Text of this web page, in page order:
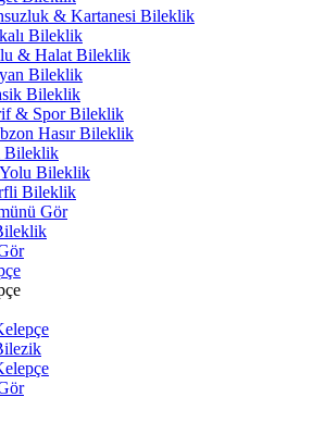
& Kartanesi Bileklik
Bileklik
& Halat Bileklik
Bileklik
Bileklik
& Spor Bileklik
Hasır Bileklik
Bileklik
Bileklik
Bileklik
Gör